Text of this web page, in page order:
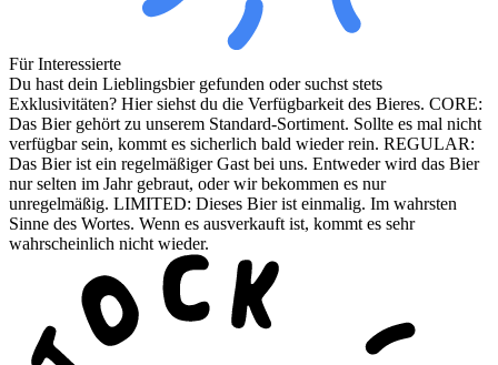
Für Interessierte
Du hast dein Lieblingsbier gefunden oder suchst stets
Exklusivitäten? Hier siehst du die Verfügbarkeit des Bieres. CORE:
Das Bier gehört zu unserem Standard-Sortiment. Sollte es mal nicht
verfügbar sein, kommt es sicherlich bald wieder rein. REGULAR:
Das Bier ist ein regelmäßiger Gast bei uns. Entweder wird das Bier
nur selten im Jahr gebraut, oder wir bekommen es nur
unregelmäßig. LIMITED: Dieses Bier ist einmalig. Im wahrsten
Sinne des Wortes. Wenn es ausverkauft ist, kommt es sehr
wahrscheinlich nicht wieder.